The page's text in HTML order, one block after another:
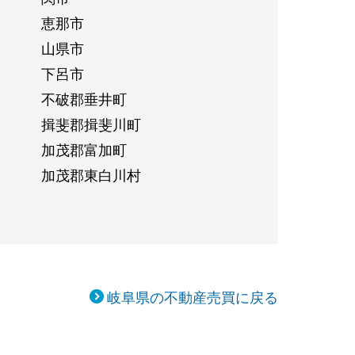
恵那市
山県市
下呂市
不破郡垂井町
揖斐郡揖斐川町
加茂郡富加町
加茂郡東白川村
岐阜県の不動産売買に戻る